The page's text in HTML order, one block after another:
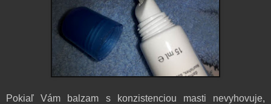
Pokiaľ Vám balzam s konzistenciou masti nevyhovuje,